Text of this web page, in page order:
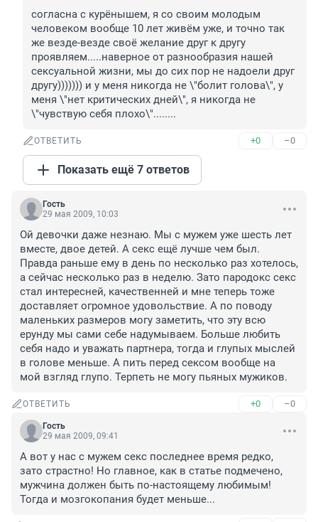
согласна с курёнышем, я со своим молодым
человеком вообще 10 лет живём уже, и точно так
же везде-везде своё желание друг к другу
проявляем.....наверное от разнообразия нашей
сексуальной жизни, мы до сих пор не надоели друг
другу))))))) и у меня никогда не \"болит голова\", у
меня \"нет критических дней\", я никогда не
\"чувствую себя плохо\"........
ОТВЕТИТЬ +0 –0
Показать ещё 7 ответов
Гость
29 мая 2009, 10:03
Ой девочки даже незнаю. Мы с мужем уже шесть лет
вместе, двое детей. А секс ещё лучше чем был.
Правда раньше ему в день по несколько раз хотелось,
а сейчас несколько раз в неделю. Зато пародокс секс
стал интересней, качественней и мне теперь тоже
доставляет огромное удовольствие. А по поводу
маленьких размеров могу заметить, что эту всю
ерунду мы сами себе надумываем. Больше любить
себя надо и уважать партнера, тогда и глупых мыслей
в голове меньше. А пить перед сексом вообще на
мой взгляд глупо. Терпеть не могу пьяных мужиков.
ОТВЕТИТЬ +0 –0
Гость
29 мая 2009, 09:41
А вот у нас с мужем секс последнее время редко,
зато страстно! Но главное, как в статье подмечено,
мужчина должен быть по-настоящему любимым!
Тогда и мозгокопания будет меньше...